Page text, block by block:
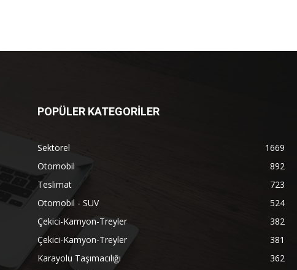
POPÜLER KATEGORİLER
Sektörel
1669
Otomobil
892
Teslimat
723
Otomobil - SUV
524
Çekici-Kamyon-Treyler
382
Çekici-Kamyon-Treyler
381
Karayolu Taşımacılığı
362